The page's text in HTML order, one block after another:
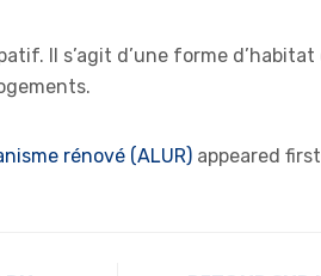
Il s’agit d’une forme
rénové (ALUR) appeared